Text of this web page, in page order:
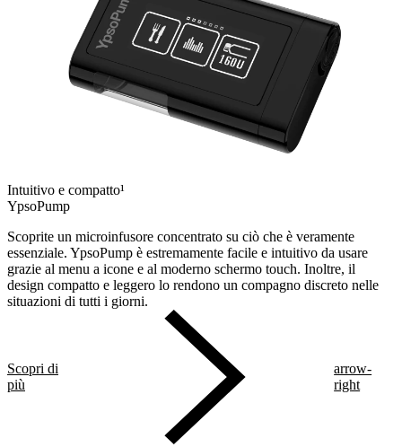
Intuitivo e compatto¹
YpsoPump
Scoprite un microinfusore concentrato su ciò che è veramente
essenziale. YpsoPump è estremamente facile e intuitivo da usare
grazie al menu a icone e al moderno schermo touch. Inoltre, il
design compatto e leggero lo rendono un compagno discreto nelle
situazioni di tutti i giorni.
Scopri di
più
arrow-
right